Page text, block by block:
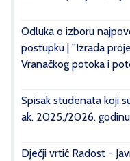
Odluka o izboru
postupku | ''Izrada
Vranačkog potoka i
Spisak studenata koji
ak. 2025./2026. godinu
Dječji vrtić Radost -